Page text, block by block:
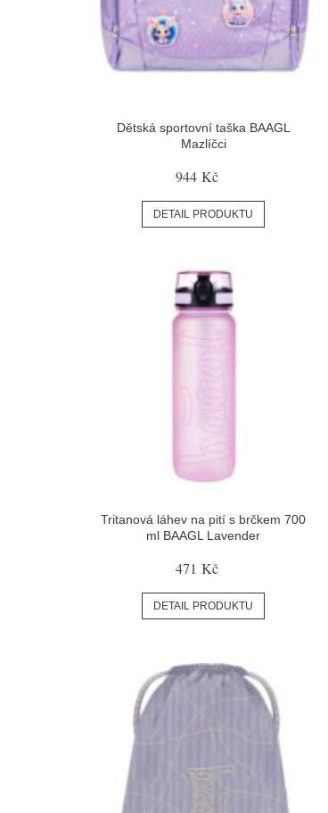
Dětská sportovní taška BAAGL
Mazlíčci
944 Kč
DETAIL PRODUKTU
Tritanová láhev na pití s brčkem 700
ml BAAGL Lavender
471 Kč
DETAIL PRODUKTU